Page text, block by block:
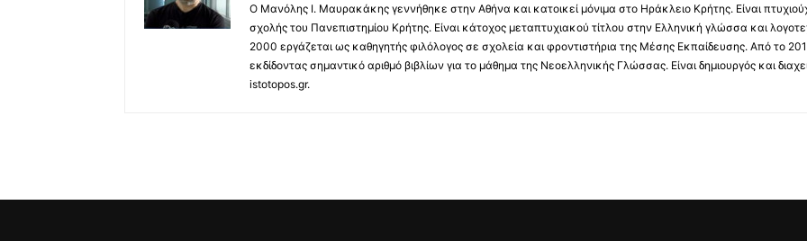
Ο Μανόλης I. Μαυρακάκης γεννήθηκε στην Αθήνα και κατοικεί μόνιμα στο Ηράκλειο Κρήτης. Είναι
σχολής του Πανεπιστημίου Κρήτης. Είναι κάτοχος μεταπτυχιακού τίτλου στην Ελληνική γλώσσα και
2000 εργάζεται ως καθηγητής φιλόλογος σε σχολεία και φροντιστήρια της Μέσης Εκπαίδευσης. Από το
εκδίδοντας σημαντικό αριθμό βιβλίων για το μάθημα της Νεοελληνικής Γλώσσας. Είναι δημιουργός και
istotopos.gr.